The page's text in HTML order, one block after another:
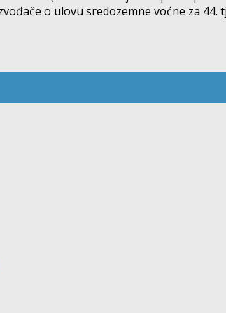
o ulovu sredozemne voćne za 44.